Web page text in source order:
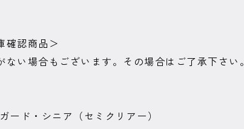
確認商品＞
ない場合もございます。その場合はご了承下さい。
ード・シニア（セミクリアー）